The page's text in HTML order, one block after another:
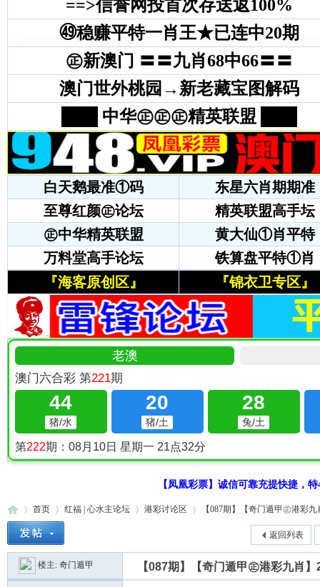
【凤凰彩票】诚信可靠充提快捷，
»
首页
›
红福 | 心水主论坛 港彩讨论区 【087期】【奇门遁甲㊣港彩
返回列表
楼主: 奇门遁甲 【087期】【奇门遁甲㊣港彩九肖